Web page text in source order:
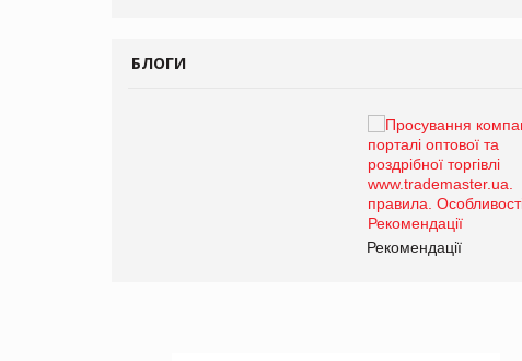
БЛОГИ
Рекомендації